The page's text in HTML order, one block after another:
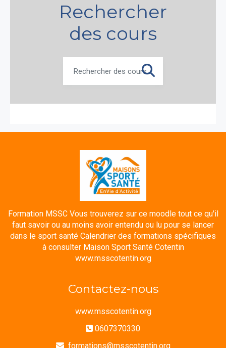
Rechercher
des cours
RECHERCHER DES
Formation MSSC Vous trouverez sur ce moodle tout ce qu'il
faut savoir ou au moins avoir entendu ou lu pour se lancer
dans le sport santé Calendrier des formations spécifiques
à consulter Maison Sport Santé Cotentin
www.msscotentin.org
Contactez-nous
www.msscotentin.org
0607370330
formations@msscotentin.org